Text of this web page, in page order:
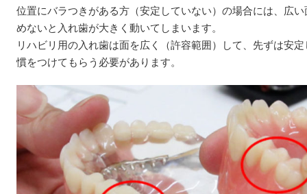
位置にバラつきがある方（安定していない）の場合には、広
めないと入れ歯が大きく動いてしまいます。
リハビリ用の入れ歯は面を広く（許容範囲）して、先ずは安
慣をつけてもらう必要があります。